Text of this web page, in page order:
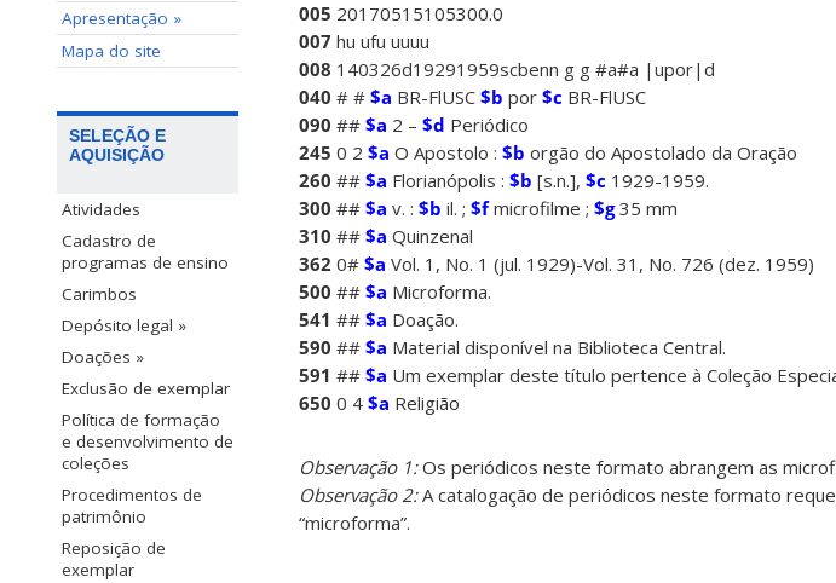
Apresentação »
Mapa do site
SELEÇÃO E
AQUISIÇÃO
Atividades
Cadastro de
programas de ensino
Carimbos
Depósito legal »
Doações »
Exclusão de exemplar
Política de formação
e desenvolvimento de
coleções
Procedimentos de
patrimônio
Reposição de
exemplar
005 20170515105300.0
007 hu ufu uuuu
008 140326d19291959scbenn g g #a#a |upor|d
040 # # $a BR-FlUSC $b por $c BR-FlUSC
090 ## $a 2 – $d Periódico
245 0 2 $a O Apostolo : $b orgão do Apostolado da Oração
260 ## $a Florianópolis : $b [s.n.], $c 1929-1959.
300 ## $a v. : $b il. ; $fmicrofilme ; $g35 mm
310 ## $a Quinzenal
362 0# $a Vol. 1, No. 1 (jul. 1929)-Vol. 31, No. 726 (dez. 1959)
500 ## $a Microforma.
541 ## $a Doação.
590 ## $a Material disponível na Biblioteca Central.
591 ## $a Um exemplar deste título pertence à Coleção
650 0 4 $a Religião
Observação 1:Os periódicos neste formato abrangem as
Observação 2:A catalogação de periódicos neste formato
“microforma”.